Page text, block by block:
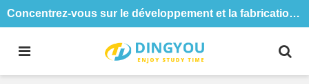
Concentrez-vous sur le développement et la fabrication de tables et de chaises de formation depuis 18 ans